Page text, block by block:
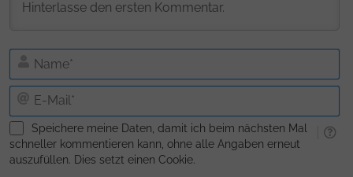
E-
Speichere meine Daten, damit ich beim nächsten Mal
schneller kommentieren kann, ohne alle Angaben erneut
auszufüllen. Dies setzt einen Cookie.